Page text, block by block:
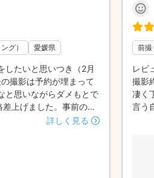
グ） 愛媛県
したいと思いつき（2月
撮影は予約が埋まって
と思いながらダメもとで
上げました。事前の相
ご対応いただき無事予約
で天気や桜の開花状況が
ですが、当日の降水確率
言されたばかりで全然咲
詳しく見る
前撮
レビ
撮影
凄く
言う